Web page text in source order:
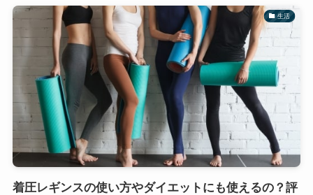
生活
着圧レギンスの使い方やダイエットにも使えるの？評